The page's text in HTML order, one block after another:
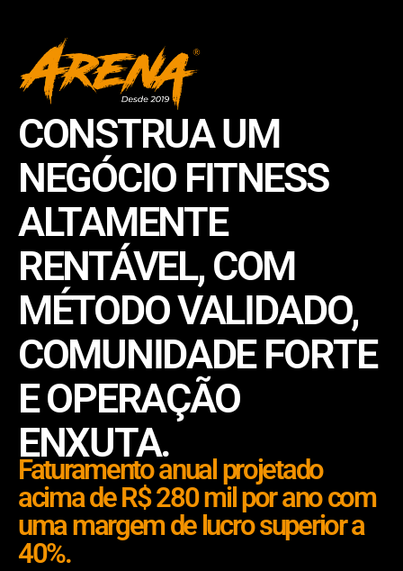
CONSTRUA UM
NEGÓCIO FITNESS
ALTAMENTE
RENTÁVEL, COM
MÉTODO VALIDADO,
COMUNIDADE FORTE
E OPERAÇÃO
ENXUTA.
Faturamento anual projetado
acima de R$ 280 mil por ano com
uma margem de lucro superior a
40%.